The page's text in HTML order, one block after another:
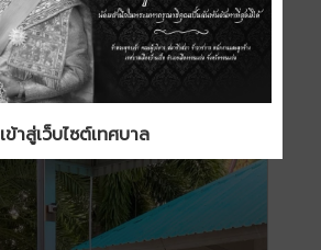
เข้าสู่เว็บไซต์เทศบาล